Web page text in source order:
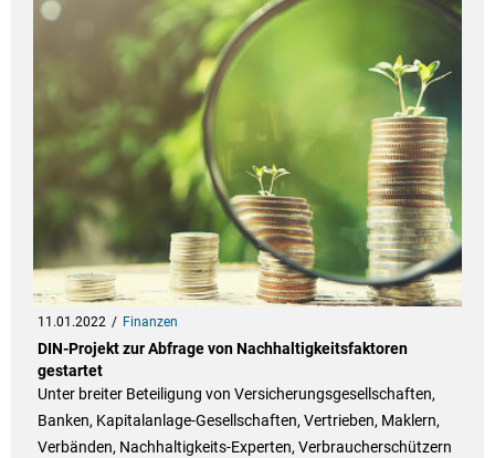
11.01.2022 Finanzen
DIN-Projekt zur Abfrage von Nachhaltigkeitsfaktoren
gestartet
Unter breiter Beteiligung von Versicherungsgesellschaften,
Banken, Kapitalanlage-Gesellschaften, Vertrieben, Maklern,
Verbänden, Nachhaltigkeits-Experten, Verbraucherschützern